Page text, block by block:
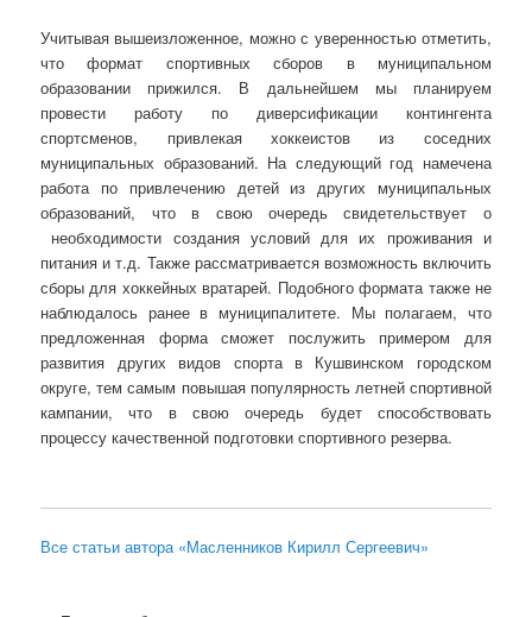
Учитывая вышеизложенное, можно с уверенностью отметить,
что формат спортивных сборов в муниципальном
образовании прижился. В дальнейшем мы планируем
провести работу по диверсификации контингента
спортсменов, привлекая хоккеистов из соседних
муниципальных образований. На следующий год намечена
работа по привлечению детей из других муниципальных
образований, что в свою очередь свидетельствует о
необходимости создания условий для их проживания и
питания и т.д. Также рассматривается возможность включить
сборы для хоккейных вратарей. Подобного формата также не
наблюдалось ранее в муниципалитете. Мы полагаем, что
предложенная форма сможет послужить примером для
развития других видов спорта в Кушвинском городском
округе, тем самым повышая популярность летней спортивной
кампании, что в свою очередь будет способствовать
процессу качественной подготовки спортивного резерва.
Все статьи автора «Масленников Кирилл Сергеевич»